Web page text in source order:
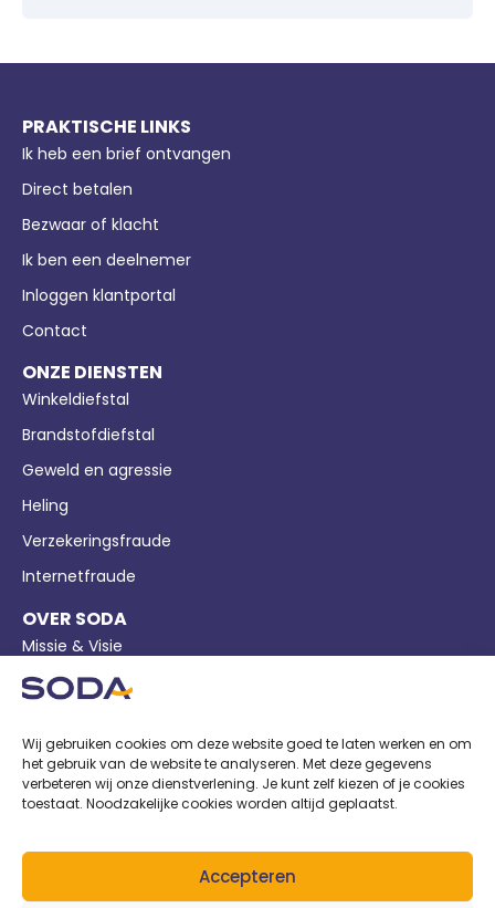
Wij gebruiken cookies om deze website goed te laten werken en om
het gebruik van de website te analyseren. Met deze gegevens
verbeteren wij onze dienstverlening. Je kunt zelf kiezen of je cookies
toestaat. Noodzakelijke cookies worden altijd geplaatst.
Accepteren
PRAKTISCHE LINKS
Ik heb een brief ontvangen
Direct betalen
Bezwaar of klacht
Ik ben een deelnemer
Inloggen klantportal
Contact
ONZE DIENSTEN
Winkeldiefstal
Brandstofdiefstal
Geweld en agressie
Heling
Verzekeringsfraude
Internetfraude
OVER SODA
Missie & Visie
Bedrijfsgegevens
Nieuws
Privacy
Voorwaarden
AANGESLOTEN BIJ